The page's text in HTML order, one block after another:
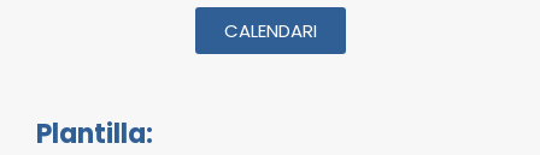
CALENDARI
Plantilla: